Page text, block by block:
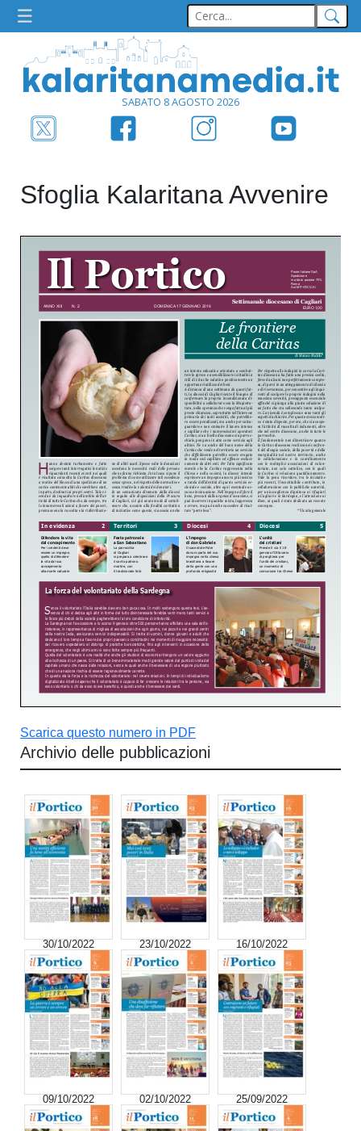
SABATO 8 AGOSTO 2026
Sfoglia Kalaritana Avvenire
Scarica questo numero in PDF
Archivio delle pubblicazioni
30/10/2022 23/10/2022 16/10/2022
09/10/2022 02/10/2022 25/09/2022